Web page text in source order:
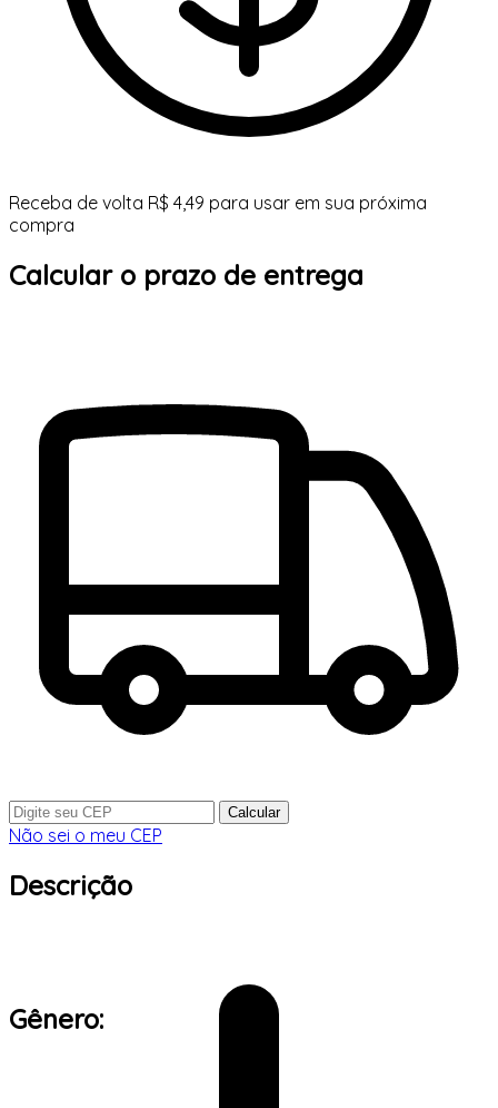
Receba de volta R$ 4,49 para usar em sua próxima
compra
Calcular o prazo de entrega
Calcular
Não sei o meu CEP
Descrição
Gênero: